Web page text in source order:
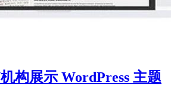
构展示 WordPress 主题